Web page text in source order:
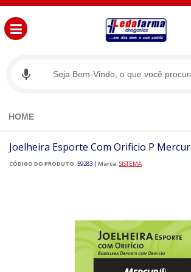
HOME
Joelheira Esporte Com Orificio P Mercur
CÓDIGO DO PRODUTO: 59283 | Marca: SISTEMA